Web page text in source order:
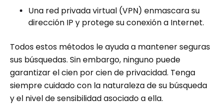
Una red privada virtual (VPN) enmascara su
dirección IP y protege su conexión a Internet.
Todos estos métodos le ayuda a mantener seguras
sus búsquedas. Sin embargo, ninguno puede
garantizar el cien por cien de privacidad. Tenga
siempre cuidado con la naturaleza de su búsqueda
y el nivel de sensibilidad asociado a ella.